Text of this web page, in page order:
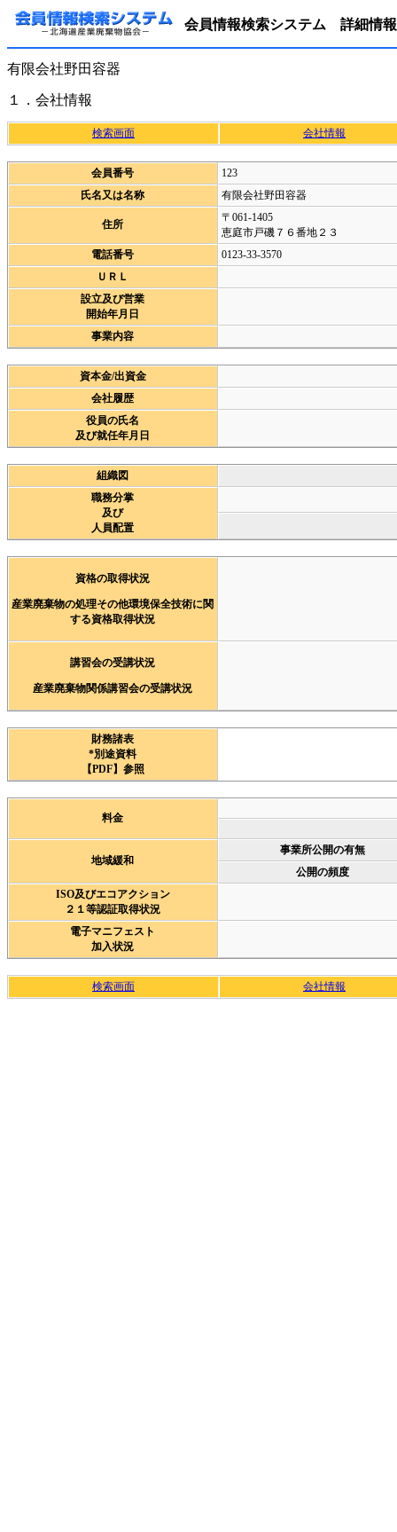
会員情報検索システム 詳細情報
有限会社野田容器
１．会社情報
検索画面 会社情報
会員番号
123
氏名又は名称
有限会社野田容器
住所
〒061-1405
恵庭市戸磯７６番地２３
電話番号
0123-33-3570
ＵＲＬ
設立及び営業
開始年月日
事業内容
資本金/出資金
会社履歴
役員の氏名
及び就任年月日
組織図
職務分掌
及び
人員配置
資格の取得状況
産業廃棄物の処理その他環境保全技術に関
する資格取得状況
講習会の受講状況
産業廃棄物関係講習会の受講状況
財務諸表
*別途資料
【PDF】参照
料金
地域緩和
事業所公開の有無
公開の頻度
ISO及びエコアクション
２１等認証取得状況
電子マニフェスト
加入状況
検索画面 会社情報